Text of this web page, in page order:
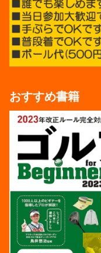
おすすめ書籍